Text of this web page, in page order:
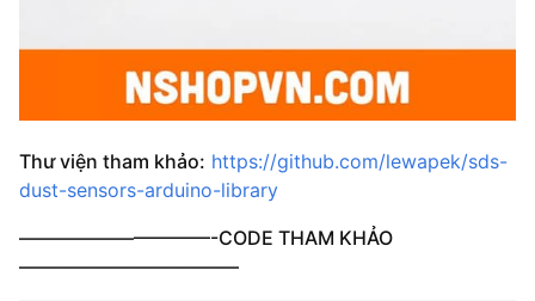
Thư viện tham khảo: https://github.com/lewapek/sds-
dust-sensors-arduino-library
——————————-CODE THAM KHẢO
———————————–